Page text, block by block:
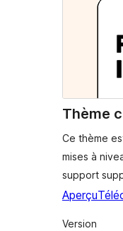
Thème
Ce thème
mises à
support
Aperçu
Version